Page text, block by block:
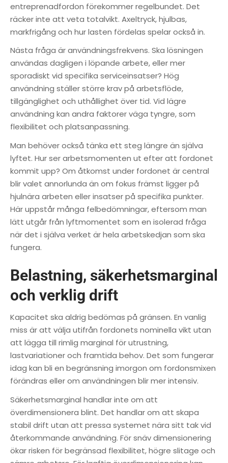
entreprenadfordon förekommer regelbundet. Det
räcker inte att veta totalvikt. Axeltryck, hjulbas,
markfrigång och hur lasten fördelas spelar också in.
Nästa fråga är användningsfrekvens. Ska lösningen
användas dagligen i löpande arbete, eller mer
sporadiskt vid specifika serviceinsatser? Hög
användning ställer större krav på arbetsflöde,
tillgänglighet och uthållighet över tid. Vid lägre
användning kan andra faktorer väga tyngre, som
flexibilitet och platsanpassning.
Man behöver också tänka ett steg längre än själva
lyftet. Hur ser arbetsmomenten ut efter att fordonet
kommit upp? Om åtkomst under fordonet är central
blir valet annorlunda än om fokus främst ligger på
hjulnära arbeten eller insatser på specifika punkter.
Här uppstår många felbedömningar, eftersom man
lätt utgår från lyftmomentet som en isolerad fråga
när det i själva verket är hela arbetskedjan som ska
fungera.
Belastning, säkerhetsmarginal
och verklig drift
Kapacitet ska aldrig bedömas på gränsen. En vanlig
miss är att välja utifrån fordonets nominella vikt utan
att lägga till rimlig marginal för utrustning,
lastvariationer och framtida behov. Det som fungerar
idag kan bli en begränsning imorgon om fordonsmixen
förändras eller om användningen blir mer intensiv.
Säkerhetsmarginal handlar inte om att
överdimensionera blint. Det handlar om att skapa
stabil drift utan att pressa systemet nära sitt tak vid
återkommande användning. För snäv dimensionering
ökar risken för begränsad flexibilitet, högre slitage och